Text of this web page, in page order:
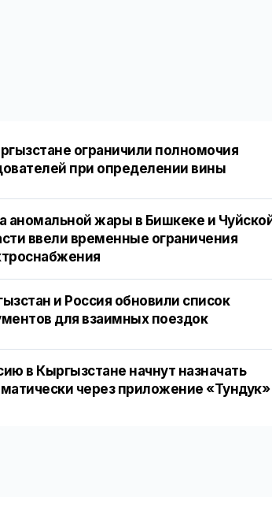
ограничили полномочия
при определении вины
аномальной жары в Бишкеке и
ввели временные ограничения
и Россия обновили список
для взаимных поездок
в Кыргызстане начнут назначать
через приложение «Тундук»